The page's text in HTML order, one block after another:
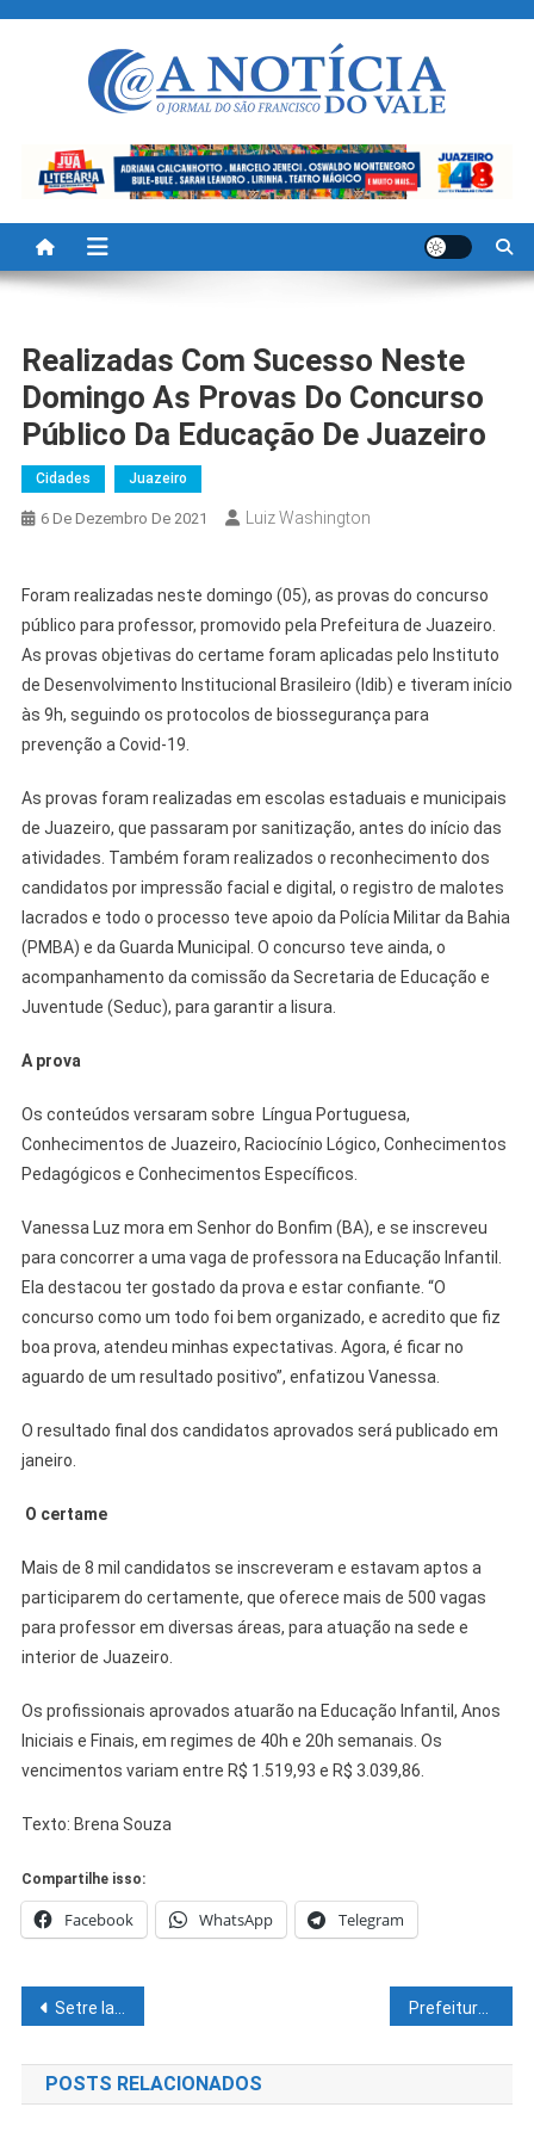
A Noticia Do Vale
Realizadas Com Sucesso Neste
Domingo As Provas Do Concurso
Público Da Educação De Juazeiro
Cidades Juazeiro
6 De Dezembro De 2021 Luiz Washington
Foram realizadas neste domingo (05), as provas do concurso
público para professor, promovido pela Prefeitura de Juazeiro.
As provas objetivas do certame foram aplicadas pelo Instituto
de Desenvolvimento Institucional Brasileiro (Idib) e tiveram início
às 9h, seguindo os protocolos de biossegurança para
prevenção a Covid-19.
As provas foram realizadas em escolas estaduais e municipais
de Juazeiro, que passaram por sanitização, antes do início das
atividades. Também foram realizados o reconhecimento dos
candidatos por impressão facial e digital, o registro de malotes
lacrados e todo o processo teve apoio da Polícia Militar da Bahia
(PMBA) e da Guarda Municipal. O concurso teve ainda, o
acompanhamento da comissão da Secretaria de Educação e
Juventude (Seduc), para garantir a lisura.
A prova
Os conteúdos versaram sobre Língua Portuguesa,
Conhecimentos de Juazeiro, Raciocínio Lógico, Conhecimentos
Pedagógicos e Conhecimentos Específicos.
Vanessa Luz mora em Senhor do Bonfim (BA), e se inscreveu
para concorrer a uma vaga de professora na Educação Infantil.
Ela destacou ter gostado da prova e estar confiante. “O
concurso como um todo foi bem organizado, e acredito que fiz
boa prova, atendeu minhas expectativas. Agora, é ficar no
aguardo de um resultado positivo”, enfatizou Vanessa.
O resultado final dos candidatos aprovados será publicado em
janeiro.
O certame
Mais de 8 mil candidatos se inscreveram e estavam aptos a
participarem do certamente, que oferece mais de 500 vagas
para professor em diversas áreas, para atuação na sede e
interior de Juazeiro.
Os profissionais aprovados atuarão na Educação Infantil, Anos
Iniciais e Finais, em regimes de 40h e 20h semanais. Os
vencimentos variam entre R$ 1.519,93 e R$ 3.039,86.
Texto: Brena Souza
Compartilhe isso:
Facebook WhatsApp Telegram
Navegação
de
Post
Setre lança portfólio digital Prefeitura de Juazeiro alerta sobre a importância de cadastro e atualização do Cartão SUS
POSTS RELACIONADOS